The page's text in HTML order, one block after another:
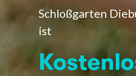
Schloßgarten
ist